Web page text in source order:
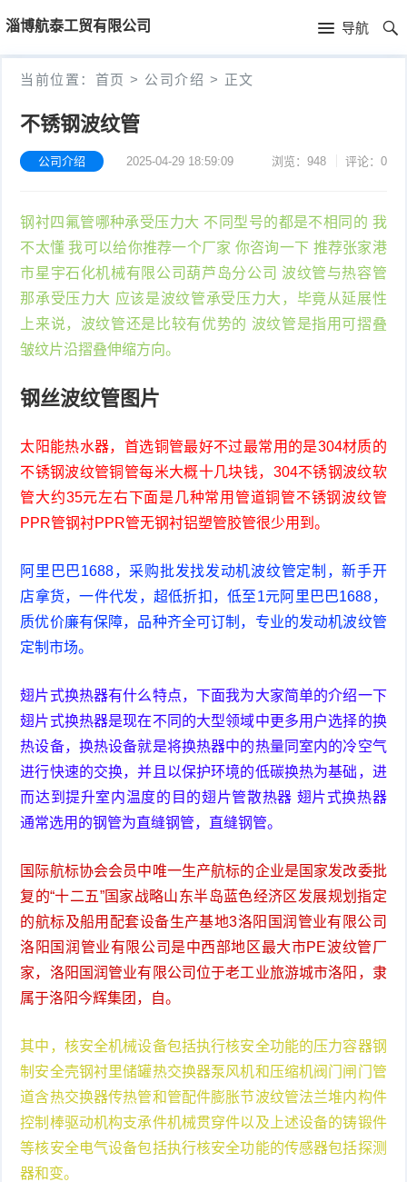
淄博航泰工贸有限公司 导航
首
页
首
当前位置： 首页 > 公司介绍 > 正文
不锈钢波纹管
公司介绍 2025-04-29 18:59:09 浏览：948 评论：0
钢衬四氟管哪种承受压力大 不同型号的都是不相同的 我
不太懂 我可以给你推荐一个厂家 你咨询一下 推荐张家港
市星宇石化机械有限公司葫芦岛分公司 波纹管与热容管
那承受压力大 应该是波纹管承受压力大，毕竟从延展性
上来说，波纹管还是比较有优势的 波纹管是指用可摺叠
皱纹片沿摺叠伸缩方向。
钢丝波纹管图片
太阳能热水器，首选铜管最好不过最常用的是304材质的
不锈钢波纹管铜管每米大概十几块钱，304不锈钢波纹软
管大约35元左右下面是几种常用管道铜管不锈钢波纹管
PPR管钢衬PPR管无钢衬铝塑管胶管很少用到。
阿里巴巴1688，采购批发找发动机波纹管定制，新手开
店拿货，一件代发，超低折扣，低至1元阿里巴巴1688，
质优价廉有保障，品种齐全可订制，专业的发动机波纹管
定制市场。
翅片式换热器有什么特点，下面我为大家简单的介绍一下
翅片式换热器是现在不同的大型领域中更多用户选择的换
热设备，换热设备就是将换热器中的热量同室内的冷空气
进行快速的交换，并且以保护环境的低碳换热为基础，进
而达到提升室内温度的目的翅片管散热器 翅片式换热器
通常选用的钢管为直缝钢管，直缝钢管。
国际航标协会会员中唯一生产航标的企业是国家发改委批
复的“十二五”国家战略山东半岛蓝色经济区发展规划指定
的航标及船用配套设备生产基地3洛阳国润管业有限公司
洛阳国润管业有限公司是中西部地区最大市PE波纹管厂
家，洛阳国润管业有限公司位于老工业旅游城市洛阳，隶
属于洛阳今辉集团，自。
其中，核安全机械设备包括执行核安全功能的压力容器钢
制安全壳钢衬里储罐热交换器泵风机和压缩机阀门闸门管
道含热交换器传热管和管配件膨胀节波纹管法兰堆内构件
控制棒驱动机构支承件机械贯穿件以及上述设备的铸锻件
等核安全电气设备包括执行核安全功能的传感器包括探测
器和变。